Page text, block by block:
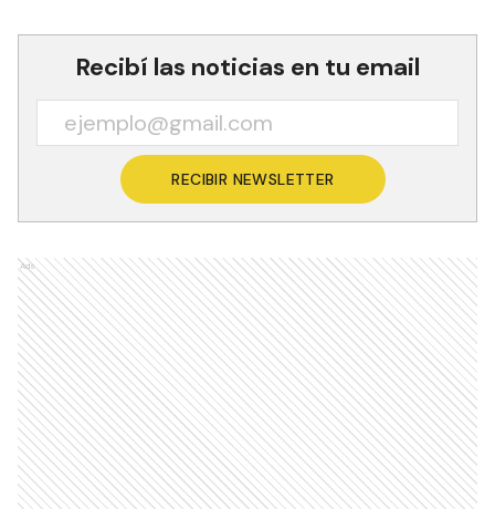
Recibí las noticias en tu email
RECIBIR NEWSLETTER
Ads